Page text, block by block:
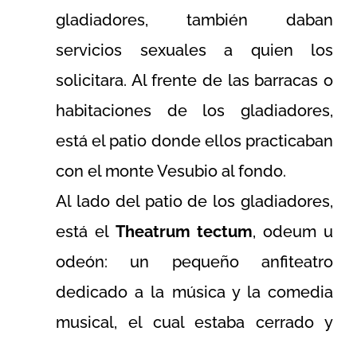
gladiadores, también daban
servicios sexuales a quien los
solicitara. Al frente de las barracas o
habitaciones de los gladiadores,
está el patio donde ellos practicaban
con el monte Vesubio al fondo.
Al lado del patio de los gladiadores,
está el Theatrum tectum, odeum u
odeón: un pequeño anfiteatro
dedicado a la música y la comedia
musical, el cual estaba cerrado y